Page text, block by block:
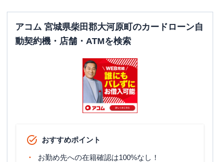
アコム 宮城県柴田郡大河原町のカードローン自
動契約機・店舗・ATMを検索
おすすめポイント
お勤め先への在籍確認は100%なし！